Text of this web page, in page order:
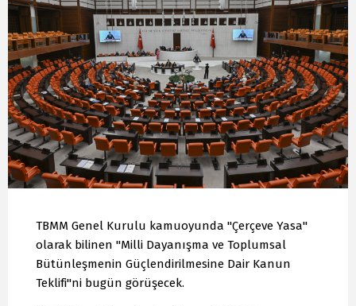
TBMM Genel Kurulu kamuoyunda "Çerçeve Yasa"
olarak bilinen "Milli Dayanışma ve Toplumsal
Bütünleşmenin Güçlendirilmesine Dair Kanun
Teklifi"ni bugün görüşecek.